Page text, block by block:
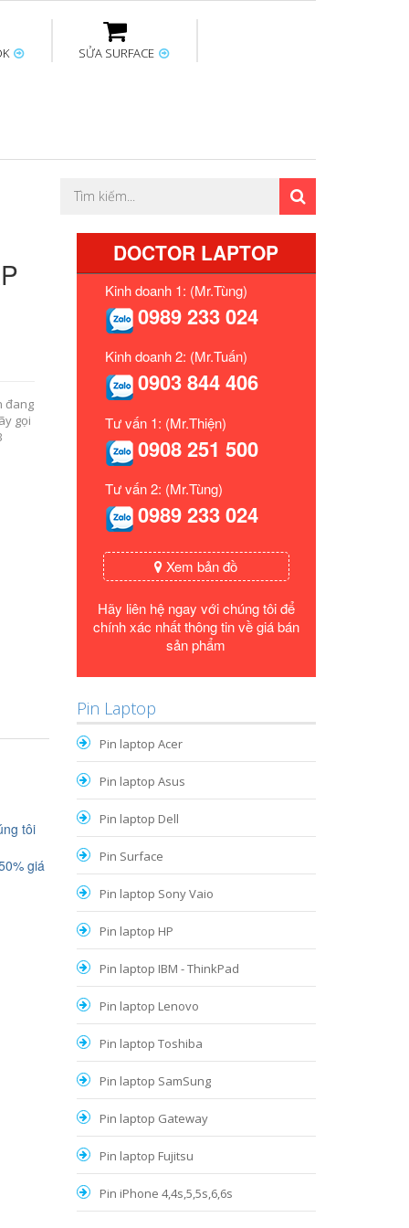
Thay bàn phím
SỬA SURFACE
Thay sạc Surface Sửa Mainboard
đang
gọi
tôi
giá
DOCTOR LAPTOP
Kinh doanh 1: (Mr.Tùng)
0989 233 024
Kinh doanh 2: (Mr.Tuấn)
0903 844 406
Tư vấn 1: (Mr.Thiện)
0908 251 500
Tư vấn 2: (Mr.Tùng)
0989 233 024
Xem bản đồ
Hãy liên hệ ngay với chúng tôi để
chính xác nhất thông tin về giá bán
sản phẩm
Pin Laptop
Pin laptop Acer
Pin laptop Asus
Pin laptop Dell
Pin Surface
Pin laptop Sony Vaio
Pin laptop HP
Pin laptop IBM - ThinkPad
Pin laptop Lenovo
Pin laptop Toshiba
Pin laptop SamSung
Pin laptop Gateway
Pin laptop Fujitsu
Pin iPhone 4,4s,5,5s,6,6s